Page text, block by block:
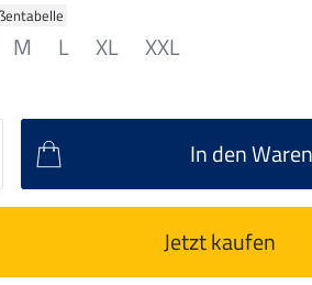
M L XL XXL
In den
Jetzt kaufen